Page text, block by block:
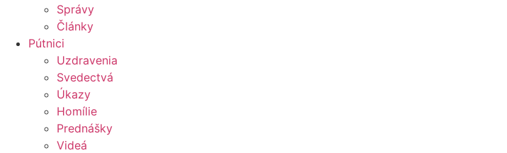
Správy
Články
Pútnici
Uzdravenia
Svedectvá
Úkazy
Homílie
Prednášky
Videá